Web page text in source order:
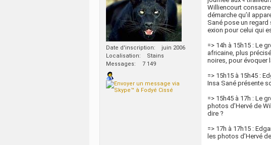
Date d'inscription
juin 2006
Localisation
Stains
Messages
7 149
Williencourt
démarche qu’il
Sané pose un regard
exion pour celui qui
=> 14h à 15h15 : Le
africaine, plus
noires, pour évoquer
=> 15h15 à 15h45 :
Insa Sané présente
=> 15h45 à 17h : Le
photos d’Hervé de
dire ?
=> 17h à 17h15 :
les photos d’Hervé